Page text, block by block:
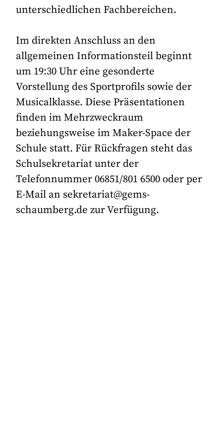
unterschiedlichen Fachbereichen.
Im direkten Anschluss an den
allgemeinen Informationsteil beginnt
um 19:30 Uhr eine gesonderte
Vorstellung des Sportprofils sowie der
Musicalklasse. Diese Präsentationen
finden im Mehrzweckraum
beziehungsweise im Maker-Space der
Schule statt. Für Rückfragen steht das
Schulsekretariat unter der
Telefonnummer 06851/801 6500 oder per
E-Mail an sekretariat@gems-
schaumberg.de zur Verfügung.